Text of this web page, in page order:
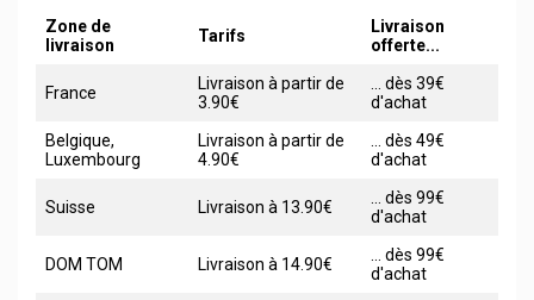
Zone de
livraison
Tarifs
Livraison
offerte...
France
Livraison à partir de
3.90€
... dès 39€
d'achat
Belgique,
Luxembourg
Livraison à partir de
4.90€
... dès 49€
d'achat
Suisse Livraison à 13.90€
... dès 99€
d'achat
DOM TOM Livraison à 14.90€
... dès 99€
d'achat